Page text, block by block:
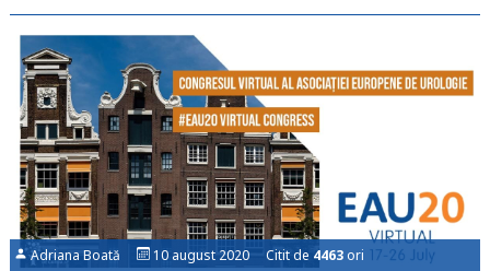
Adriana Boată 10 august 2020 Citit de 4463 ori